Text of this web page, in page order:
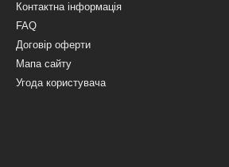
Контактна інформація
FAQ
Договір оферти
Мапа сайту
Угода користувача